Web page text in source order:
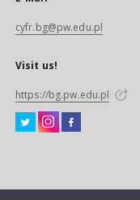
cyfr.bg@pw.edu.pl
Visit us!
https://bg.pw.edu.pl